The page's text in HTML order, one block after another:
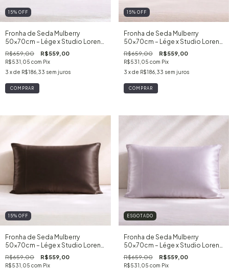
15% OFF
Fronha de Seda Mulberry
50x70cm – Lége x Studio Lorena
– Pêssego
R$659,00 R$559,00
R$531,05 com Pix
3 x de R$186,33 sem juros
15% OFF
Fronha de Seda Mulberry
50x70cm – Lége x Studio Lorena
– Mocha
R$659,00 R$559,00
R$531,05 com Pix
3 x de R$186,33 sem juros
15% OFF
Fronha de Seda Mulberry
50x70cm – Lége x Studio Lorena
– Espresso
R$659,00 R$559,00
R$531,05 com Pix
ESGOTADO
Fronha de Seda Mulberry
50x70cm – Lége x Studio Lorena
– Lilás
R$659,00 R$559,00
R$531,05 com Pix